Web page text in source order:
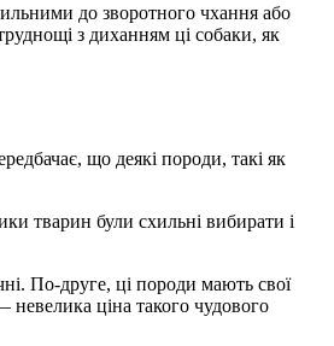
до зворотного чхання або
з диханням ці собаки, як
що деякі породи, такі як
тварин були схильні вибирати і
По-друге, ці породи мають свої
невелика ціна такого чудового